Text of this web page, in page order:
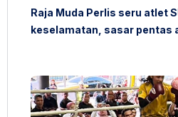
Raja Muda Perlis seru atlet
keselamatan, sasar pentas